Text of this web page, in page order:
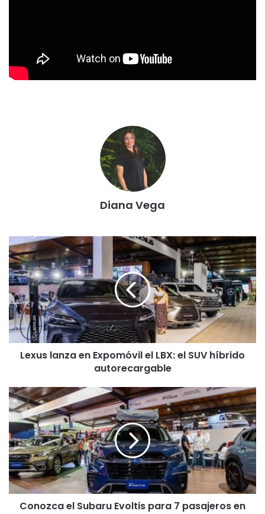
Diana Vega
Lexus
lanza
en
Expomóvil
el
LBX:
el
SUV
híbrido
autorecargable
Lexus lanza en Expomóvil el LBX: el SUV híbrido
autorecargable
Conozca
el
Subaru
Evoltis
para
7
pasajeros
en
Expomóvil
2024Conozca el Subaru Evoltis para 7 pasajeros en